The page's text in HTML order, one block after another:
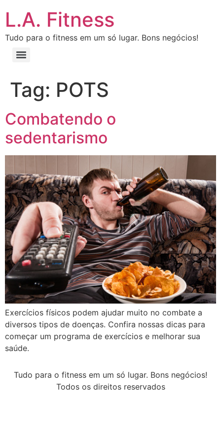
L.A. Fitness
Tudo para o fitness em um só lugar. Bons negócios!
Tag: POTS
Combatendo o
sedentarismo
Exercícios físicos podem ajudar muito no combate a
diversos tipos de doenças. Confira nossas dicas para
começar um programa de exercícios e melhorar sua
saúde.
Tudo para o fitness em um só lugar. Bons negócios!
Todos os direitos reservados